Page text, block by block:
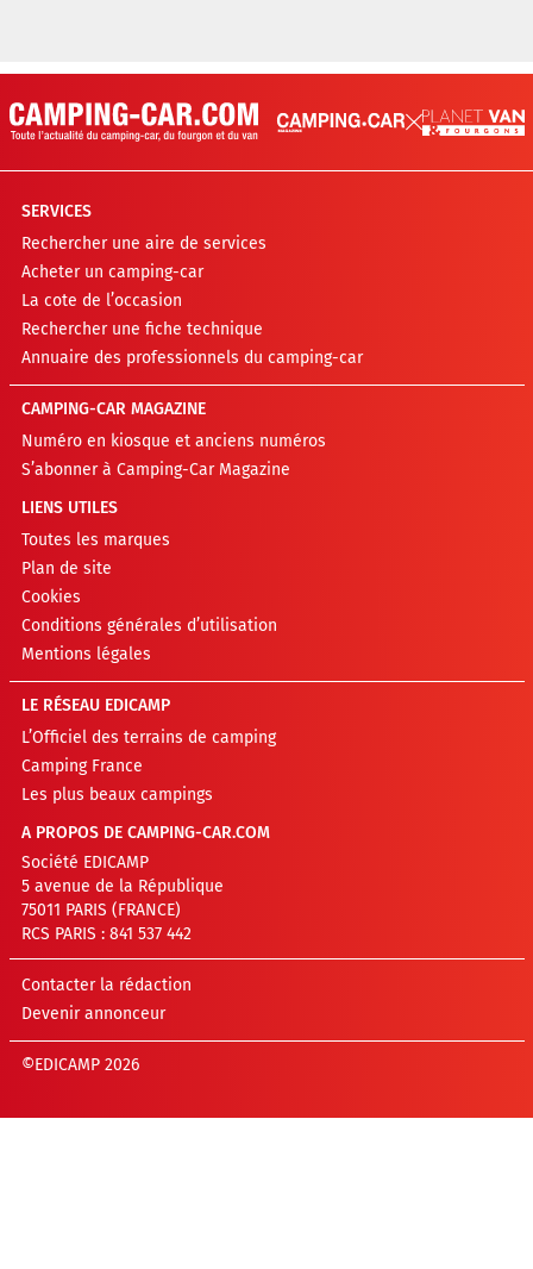
SERVICES
Rechercher une aire de services
Acheter un camping-car
La cote de l’occasion
Rechercher une fiche technique
Annuaire des professionnels du camping-car
CAMPING-CAR MAGAZINE
Numéro en kiosque et anciens numéros
S’abonner à Camping-Car Magazine
LIENS UTILES
Toutes les marques
Plan de site
Cookies
Conditions générales d’utilisation
Mentions légales
LE RÉSEAU EDICAMP
L’Officiel des terrains de camping
Camping France
Les plus beaux campings
A PROPOS DE CAMPING-CAR.COM
Société EDICAMP
5 avenue de la République
75011 PARIS (FRANCE)
RCS PARIS : 841 537 442
Contacter la rédaction
Devenir annonceur
©EDICAMP 2026